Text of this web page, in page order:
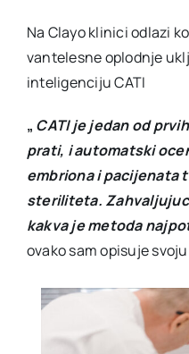
Na Clayo klinici odlazi
vantelesne oplodnje
inteligenciju CATI
„ CATI je jedan od
prati, i automatski
embriona i pacijenata
steriliteta.
kakva je metoda
ovako sam opisuje